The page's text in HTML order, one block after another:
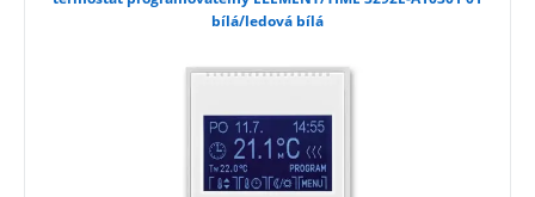
bílá/ledová bílá